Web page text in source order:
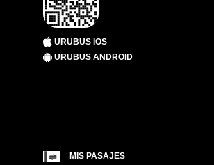
URUBUS IOS
URUBUS ANDROID
MIS PASAJES